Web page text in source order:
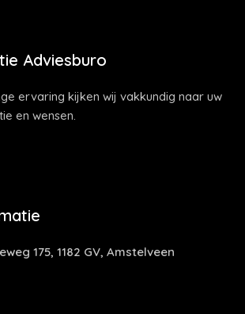
Adviesburo
ervaring kijken wij vakkundig naar uw
en wensen.
175, 1182 GV, Amstelveen